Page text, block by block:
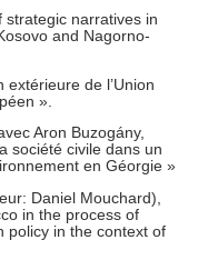
strategic narratives in
and Nagorno-
extérieure de l’Union
».
Aron Buzogány,
société civile dans un
en Géorgie »
Daniel Mouchard),
in the process of
policy in the context of